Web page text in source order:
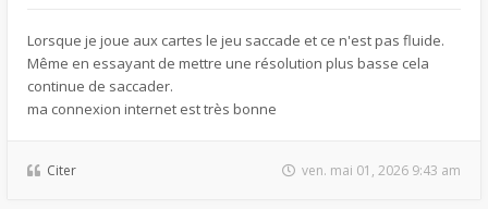
Lorsque je joue aux cartes le jeu saccade et ce n'est pas fluide.
Même en essayant de mettre une résolution plus basse cela
continue de saccader.
ma connexion internet est très bonne
Citer ven. mai 01, 2026 9:43 am